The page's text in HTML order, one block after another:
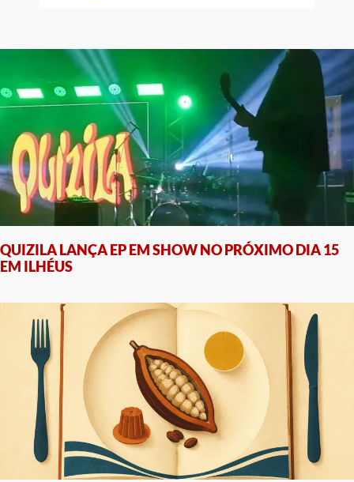
QUIZILA LANÇA EP EM SHOW NO PRÓXIMO DIA 15
EM ILHÉUS